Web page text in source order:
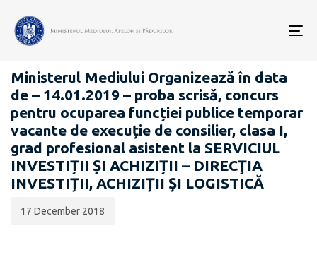
CARIERĂ
Ministerul Mediului Organizează în data
de – 14.01.2019 – proba scrisă, concurs
pentru ocuparea funcției publice temporar
vacante de execuție de consilier, clasa I,
grad profesional asistent la SERVICIUL
INVESTIȚII ȘI ACHIZIȚII – DIRECŢIA
INVESTIȚII, ACHIZIȚII ȘI LOGISTICĂ
publicării:
17 December 2018